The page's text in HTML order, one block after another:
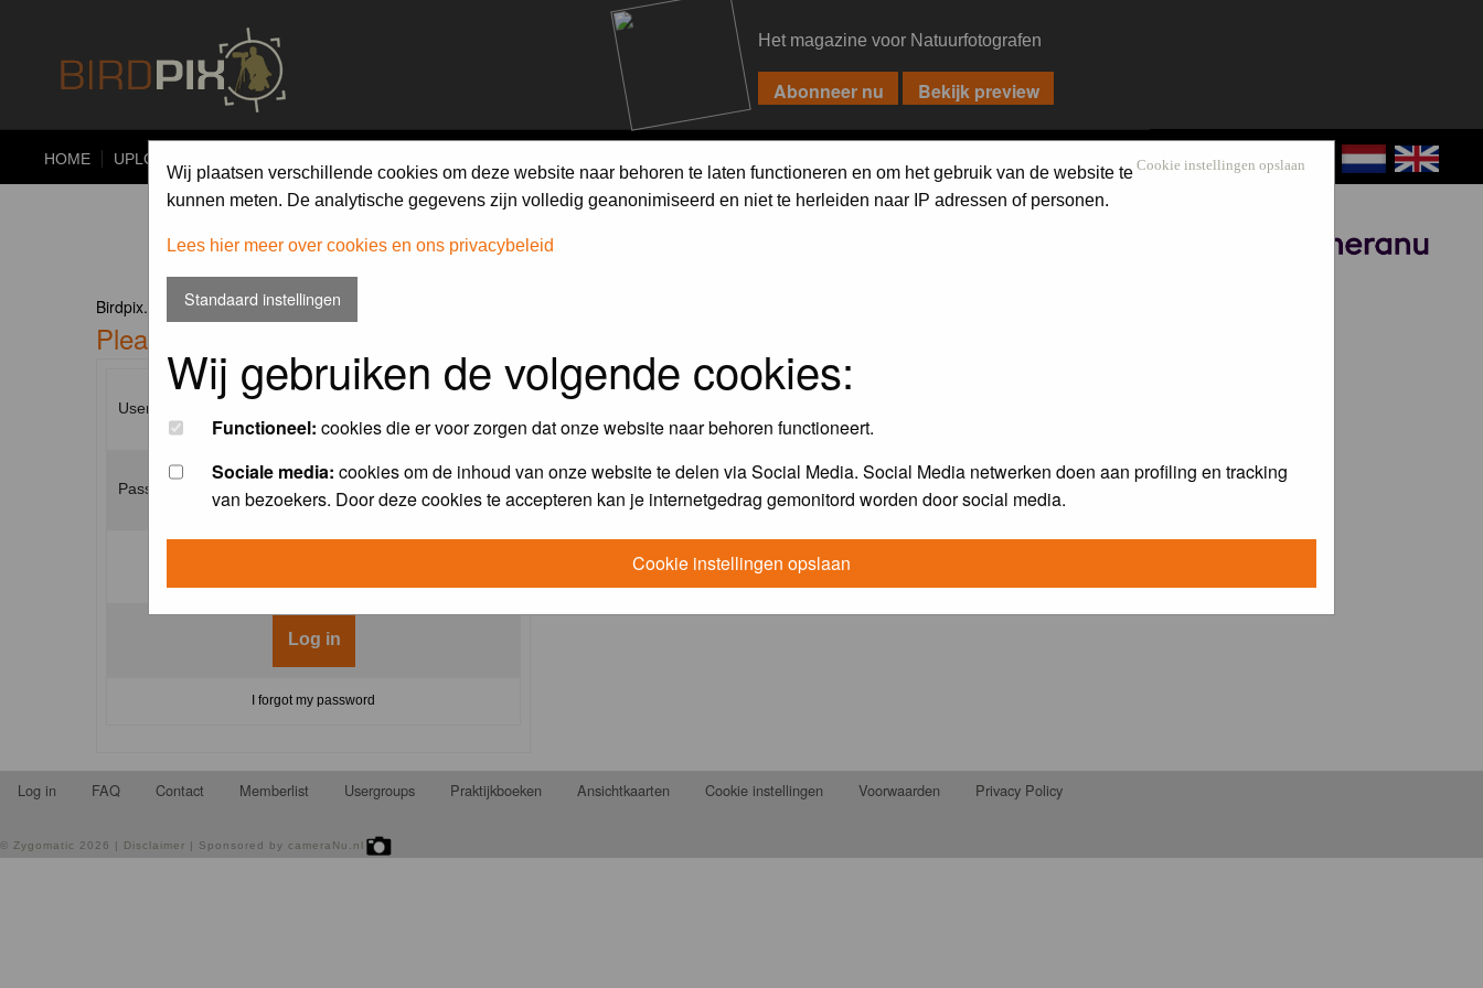
Het magazine voor Natuurfotografen
HOME UPLOAD Cookie instellingen opslaan
Wij plaatsen verschillende cookies om deze website naar behoren te laten functioneren en om het gebruik van de website te
kunnen meten. De analytische gegevens zijn volledig geanonimiseerd en niet te herleiden naar IP adressen of personen.
Lees hier meer over cookies en ons privacybeleid
Standaard instellingen
Wij gebruiken de volgende cookies:
Functioneel: cookies die er voor zorgen dat onze website naar behoren functioneert.
Sociale media: cookies om de inhoud van onze website te delen via Social Media. Social Media netwerken doen aan profiling en tracking
van bezoekers. Door deze cookies te accepteren kan je internetgedrag gemonitord worden door social media.
Cookie instellingen opslaan
Birdpix.nl Forum Index
Please enter your username and password to log in.
Username:
Password:
I forgot my password
Log in FAQ Contact Memberlist Usergroups Praktijkboeken Ansichtkaarten Cookie instellingen Voorwaarden Privacy Policy
© Zygomatic 2026 | Disclaimer | Sponsored by cameraNu.nl